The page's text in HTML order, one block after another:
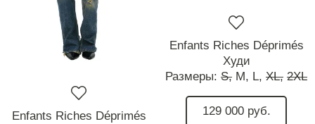
Enfants Riches Déprimés
Enfants Riches Déprimés
Худи
Размеры: S, M, L, XL, 2XL
129 000 руб.